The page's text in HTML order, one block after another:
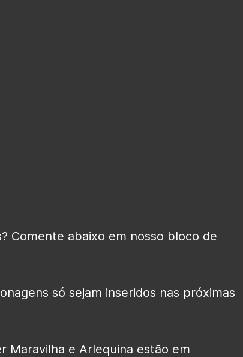
Comente abaixo em nosso bloco de
só sejam inseridos nas próximas
Maravilha e Arlequina estão em